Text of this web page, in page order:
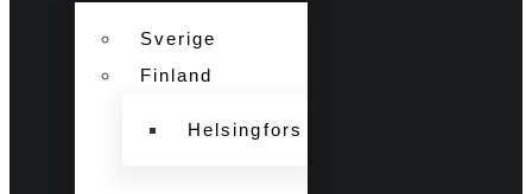
Sverige
Finland
Helsingfors